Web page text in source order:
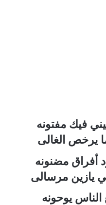
فيك مفتونه
يرخص الغالى
أفراق مضنونه
يازين مرسالى
يوحونه